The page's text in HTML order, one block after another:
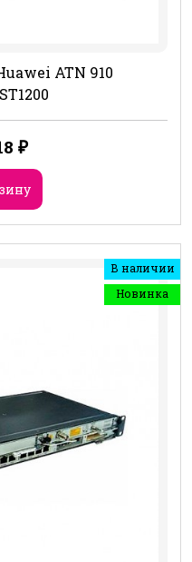
ATN 910
₽
В наличии
Новинка